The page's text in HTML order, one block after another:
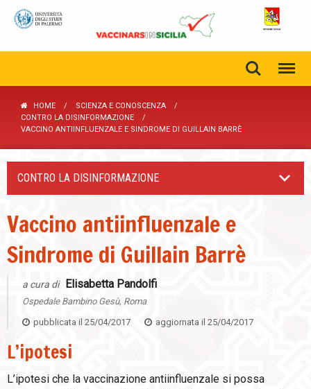
HOME
SCIENZA E CONOSCENZA
CONTRO LA DISINFORMAZIONE
VACCINO ANTIINFLUENZALE E SINDROME DI GUILLAIN BARRÈ
CONTRO LA DISINFORMAZIONE
Vaccino antiinfluenzale e
Sindrome di Guillain Barrè
a cura di Elisabetta Pandolfi
Ospedale Bambino Gesù, Roma
pubblicata il 25/04/2017 aggiornata il 25/04/2017
L’ipotesi
L’ipotesi che la vaccinazione antiinfluenzale si possa